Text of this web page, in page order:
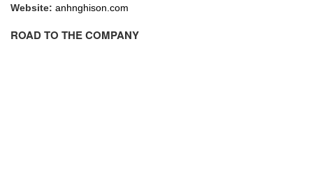
FOKO / Wintriss
Fomotech Vietnam
Website: anhnghison.com
ROAD TO THE COMPANY